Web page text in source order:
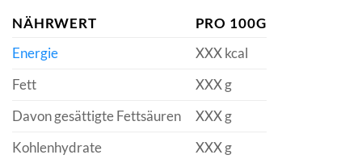
NÄHRWERT
PRO 100G
Energie
XXX kcal
Fett
XXX g
Davon gesättigte Fettsäuren
XXX g
Kohlenhydrate
XXX g